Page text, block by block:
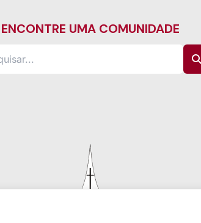
ENCONTRE UMA COMUNIDADE